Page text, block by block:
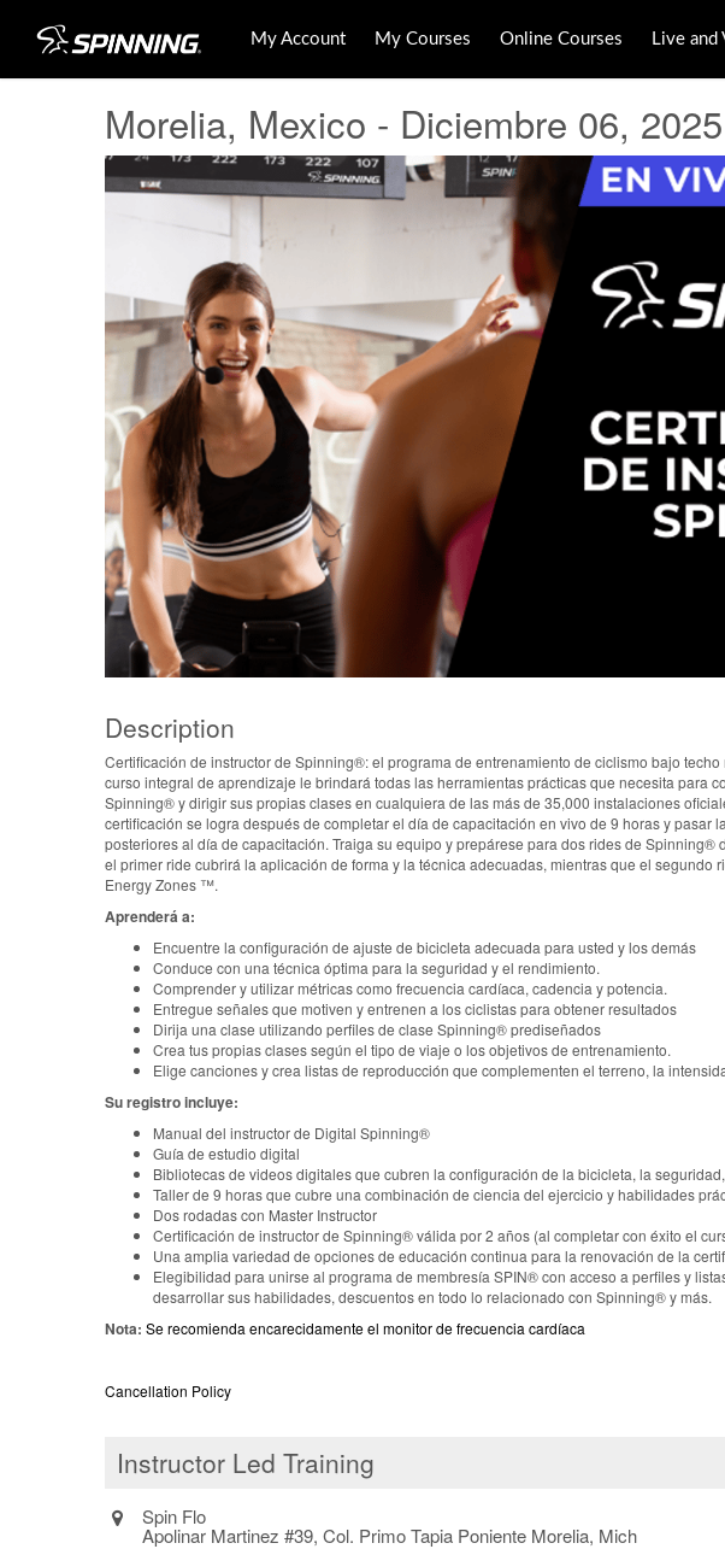
My Account My Courses Online Courses Live and
Morelia, Mexico - Diciembre 06, 2025
Description
Certificación de instructor de Spinning®: el programa de entrenamiento de ciclismo bajo
curso integral de aprendizaje le brindará todas las herramientas prácticas que necesita para
Spinning® y dirigir sus propias clases en cualquiera de las más de 35,000 instalaciones
certificación se logra después de completar el día de capacitación en vivo de 9 horas y pasar
posteriores al día de capacitación. Traiga su equipo y prepárese para dos rides de
el primer ride cubrirá la aplicación de forma y la técnica adecuadas, mientras que el
Energy Zones ™.
Aprenderá a:
Encuentre la configuración de ajuste de bicicleta adecuada para usted y los demás
Conduce con una técnica óptima para la seguridad y el rendimiento.
Comprender y utilizar métricas como frecuencia cardíaca, cadencia y potencia.
Entregue señales que motiven y entrenen a los ciclistas para obtener resultados
Dirija una clase utilizando perfiles de clase Spinning® prediseñados
Crea tus propias clases según el tipo de viaje o los objetivos de entrenamiento.
Elige canciones y crea listas de reproducción que complementen el terreno, la
Su registro incluye:
Manual del instructor de Digital Spinning®
Guía de estudio digital
Bibliotecas de videos digitales que cubren la configuración de la bicicleta, la
Taller de 9 horas que cubre una combinación de ciencia del ejercicio y habilidades
Dos rodadas con Master Instructor
Certificación de instructor de Spinning® válida por 2 años (al completar con éxito el
Una amplia variedad de opciones de educación continua para la renovación de la
Elegibilidad para unirse al programa de membresía SPIN® con acceso a perfiles y
desarrollar sus habilidades, descuentos en todo lo relacionado con Spinning® y más.
Nota: Se recomienda encarecidamente el monitor de frecuencia cardíaca
Cancellation Policy
Instructor Led Training
Spin Flo
Apolinar Martinez #39, Col. Primo Tapia Poniente Morelia, Mich